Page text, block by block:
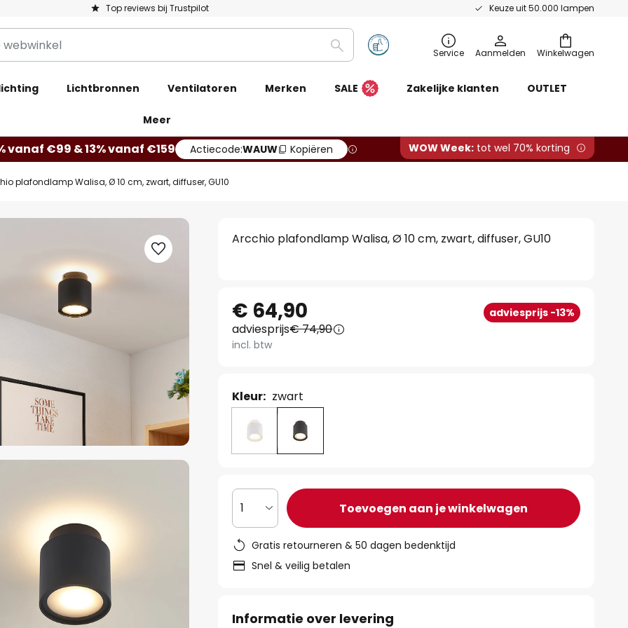
Top reviews bij Trustpilot Keuze uit 50.000 lampen
Winkelwagen
Zoeken Service Aanmelden
Lichtbronnen Ventilatoren Merken SALE Zakelijke klanten OUTLET
Meer
vanaf €99 & 13% vanaf €159 Actiecode:WAUW Kopiëren WOW Week: tot wel 70% korting
plafondlamp Walisa, Ø 10 cm, zwart, diffuser, GU10
Arcchio plafondlamp Walisa, Ø 10 cm, zwart, diffuser, GU10
€ 64,90 adviesprijs -13%
adviesprijs€ 74,90
incl. btw
Kleur: zwart
1 Toevoegen aan je winkelwagen
Gratis retourneren & 50 dagen bedenktijd
Snel & veilig betalen
Informatie over levering